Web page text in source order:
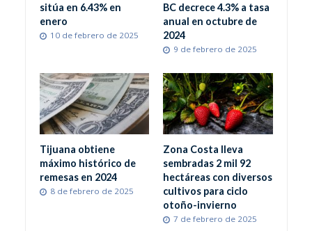
sitúa en 6.43% en
enero
10 de febrero de 2025
BC decrece 4.3% a tasa
anual en octubre de
2024
9 de febrero de 2025
Tijuana obtiene
máximo histórico de
remesas en 2024
8 de febrero de 2025
Zona Costa lleva
sembradas 2 mil 92
hectáreas con diversos
cultivos para ciclo
otoño-invierno
7 de febrero de 2025